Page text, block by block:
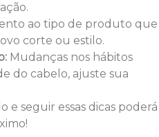
ao tipo de produto que
corte ou estilo.
Mudanças nos hábitos
do cabelo, ajuste sua
e seguir essas dicas poderá